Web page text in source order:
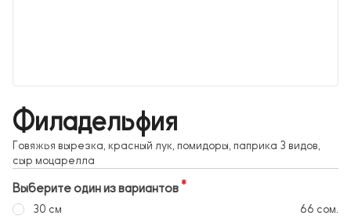
Филадельфия
Говяжья вырезка, красный лук, помидоры, паприка 3 видов,
сыр моцарелла
Выберите один из вариантов
30 см
66 сом.